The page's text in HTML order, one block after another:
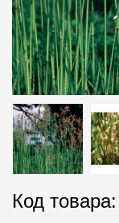
Код товара: